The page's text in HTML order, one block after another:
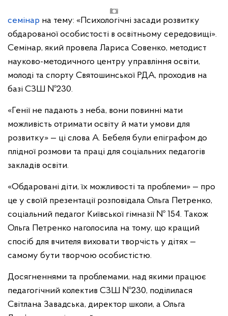
семінар на тему: «Психологічні засади розвитку
обдарованої особистості в освітньому середовищі».
Семінар, який провела Лариса Совенко, методист
науково-методичного центру управління освіти,
молоді та спорту Святошинської РДА, проходив на
базі СЗШ №230.
«Генії не падають з неба, вони повинні мати
можливість отримати освіту й мати умови для
розвитку» — ці слова А. Бебеля були епіграфом до
плідної розмови та праці для соціальних педагогів
закладів освіти.
«Обдаровані діти, їх можливості та проблеми» — про
це у своїй презентації розповідала Ольга Петренко,
соціальний педагог Київської гімназії № 154. Також
Ольга Петренко наголосила на тому, що кращий
спосіб для вчителя виховати творчість у дітях —
самому бути творчою особистістю.
Досягненнями та проблемами, над якими працює
педагогічний колектив СЗШ №230, поділилася
Світлана Завадська, директор школи, а Ольга